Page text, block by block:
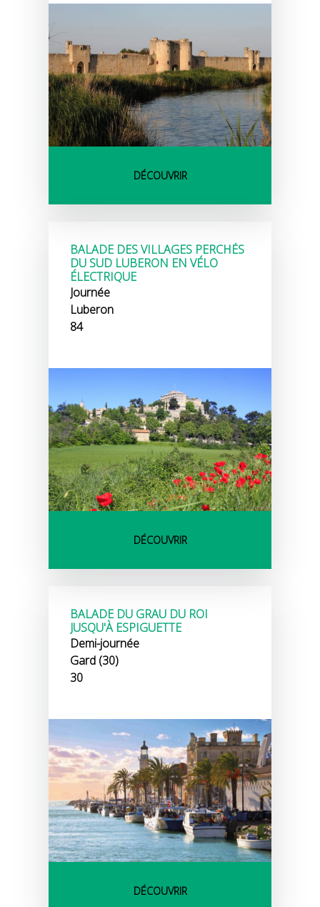
DÉCOUVRIR
BALADE DES VILLAGES PERCHÉS
DU SUD LUBERON EN VÉLO
ÉLECTRIQUE
Journée
Luberon
84
DÉCOUVRIR
BALADE DU GRAU DU ROI
JUSQU'À ESPIGUETTE
Demi-journée
Gard (30)
30
DÉCOUVRIR